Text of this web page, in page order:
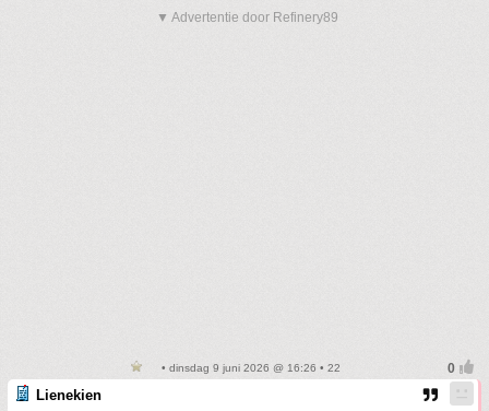
▼ Advertentie door Refinery89
• dinsdag 9 juni 2026 @ 16:26 • 22
Lienekien